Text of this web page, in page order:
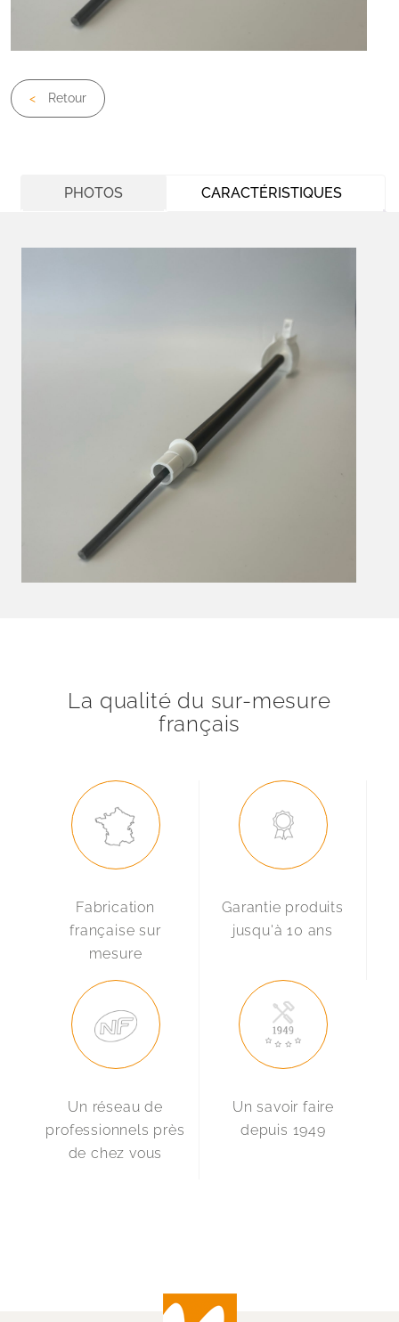
Retour
PHOTOS CARACTÉRISTIQUES
La qualité du sur-mesure
français
Fabrication
française sur
mesure
Garantie produits
jusqu'à 10 ans
Un réseau de
professionnels près
de chez vous
Un savoir faire
depuis 1949